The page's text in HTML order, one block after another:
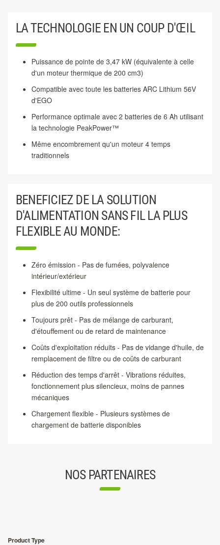
LA TECHNOLOGIE EN UN COUP D'ŒIL
Puissance de pointe de 3,47 kW (équivalente à celle
d'un moteur thermique de 200 cm3)
Compatible avec toute les batteries ARC Lithium 56V
d'EGO
Performance optimale avec 2 batteries de 6 Ah utilisant
la technologie PeakPower™
Même encombrement qu'un moteur 4 temps
traditionnels
BENEFICIEZ DE LA SOLUTION
D'ALIMENTATION SANS FIL LA PLUS
FLEXIBLE AU MONDE:
Zéro émission - Pas de fumées, polyvalence
intérieur/extérieur
Flexibilité ultime - Un seul système de batterie pour
plus de 200 outils professionnels
Toujours prêt - Pas de mélange de carburant,
d'étouffement ou de retard de maintenance
Coûts d'exploitation réduits - Pas de vidange d'huile, de
remplacement de filtre ou de coûts de carburant
Réduction des temps d'arrêt - Vibrations réduites,
fonctionnement plus silencieux, moins de pannes
mécaniques
Chargement flexible - Plusieurs systèmes de
chargement de batterie disponibles
NOS PARTENAIRES
Product Type